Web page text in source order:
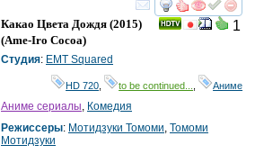
смотреть
1
Какао Цвета Дождя (2015)
(Ame-Iro Cocoa)
Студия: EMT Squared
HD 720 to be continued... Аниме
Аниме сериалы Комедия
Режиссеры: Мотидзуки Томоми Томоми
Мотидзуки